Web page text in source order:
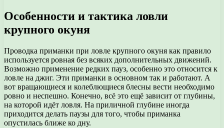
Особенности и тактика ловли
крупного окуня
Проводка приманки при ловле крупного окуня как правило
используется ровная без всяких дополнительных движений.
Возможно применение редких пауз, особенно это относится к
ловле на джиг. Эти приманки в основном так и работают. А
вот вращающиеся и колеблющиеся блесны вести необходимо
ровно и неспешно. Конечно, всё это ещё зависит от глубины,
на которой идёт ловля. На приличной глубине иногда
приходится делать паузы для того, чтобы приманка
опустилась ближе ко дну.